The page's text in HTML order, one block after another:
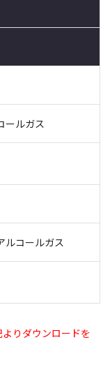
ールガス
ルコールガス
りダウンロードを